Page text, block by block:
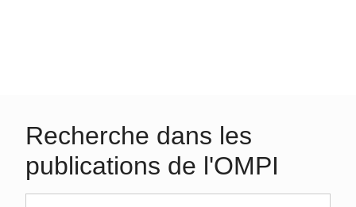
Recherche dans les
publications de l'OMPI